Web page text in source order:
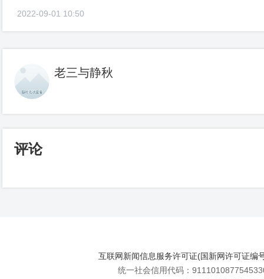
2022-09-01 10:50
老三与静秋
评论
互联网新闻信息服务许可证(国新网许可证编
统一社会信用代码：